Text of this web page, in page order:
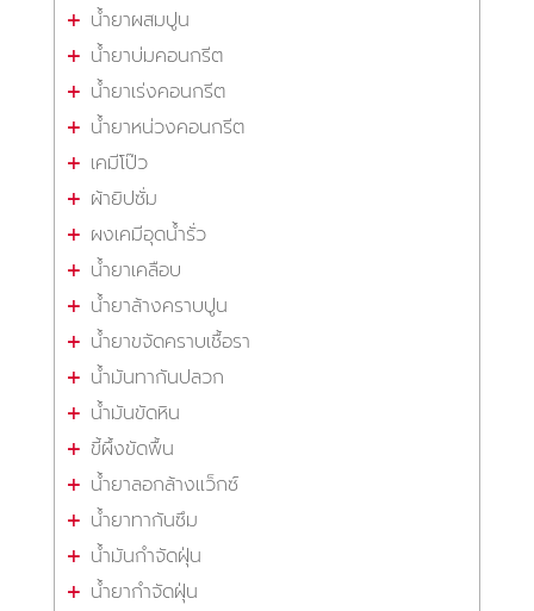
น้ำยาผสมปูน
น้ำยาบ่มคอนกรีต
น้ำยาเร่งคอนกรีต
น้ำยาหน่วงคอนกรีต
เคมีโป๊ว
ผ้ายิปซั่ม
ผงเคมีอุดน้ำรั่ว
น้ำยาเคลือบ
น้ำยาล้างคราบปูน
น้ำยาขจัดคราบเชื้อรา
น้ำมันทากันปลวก
น้ำมันขัดหิน
ขี้ผึ้งขัดพื้น
น้ำยาลอกล้างแว็กซ์
น้ำยาทากันซึม
น้ำมันกำจัดฝุ่น
น้ำยากำจัดฝุ่น